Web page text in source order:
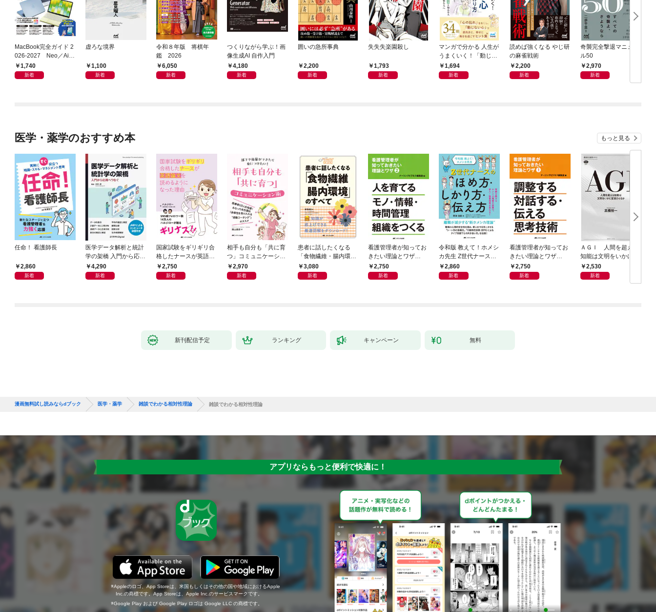
MacBook完全ガイド 2
026-2027 Neo／Air
／Pro対応
1,740
新着
虚ろな境界
1,100
新着
令和８年版 将棋年
鑑 2026
6,050
新着
つくりながら学ぶ！画
像生成AI 自作入門
4,180
新着
囲いの急所事典
2,200
新着
失失失楽園殺し
1,793
新着
マンガで分かる 人生が
うまくいく！「動じな
い心」の作り方
1,694
新着
読めば強くなる やじ研
の麻雀戦術
2,200
新着
奇襲完全撃退マニュア
ル50
2,970
新着
医学・薬学のおすすめ本 もっと見る
任命！ 看護師長
2,860
新着
医学データ解析と統計
学の架橋 入門から応用
へつなぐ
4,290
新着
国家試験をギリギリ合
格したナースが英語論
文を読めるようになっ
た理由
2,750
新着
相手も自分も「共に育
つ」コミュニケーショ
ン術2,970
新着
患者に話したくなる
「食物繊維・腸内環
境」のすべて
3,080
新着
看護管理者が知ってお
きたい理論とワザ②
人を育てる モノ・情
報・時間管理組織をつ
2,750
新着
令和版 教えて！ホメシ
カ先生 Z世代ナースの
ほめ方・しかり方・伝
え方
2,860
新着
看護管理者が知ってお
きたい理論とワザ①
調整する 対話する・伝
える 思考技術
2,750
新着
ＡＧＩ 人間を超える
知能は文明をいかに変
容させるか
2,530
新着
新刊配信予定 ランキング キャンペーン 無料
漫画無料試し読みならdブック 医学・薬学 雑談でわかる相対性理論 雑談でわかる相対性理論
アプリならもっと便利で快適に！
Appleのロゴ、App Storeは、米国もしくはその他の国や地域におけるApple
Inc.の商標です。App Storeは、Apple Inc.のサービスマークです。
Google Play および Google Play ロゴは Google LLC の商標です。